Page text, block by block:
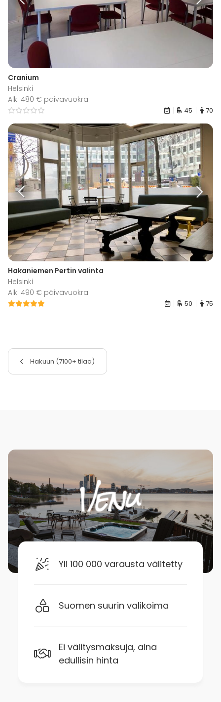
Cranium
Helsinki
Alk. 480 € päivävuokra
45 70
Hakaniemen Pertin valinta
Helsinki
Alk. 490 € päivävuokra
50 75
Hakuun (7100+ tilaa)
Yli 100 000 varausta välitetty
Suomen suurin valikoima
Ei välitysmaksuja, aina
edullisin hinta